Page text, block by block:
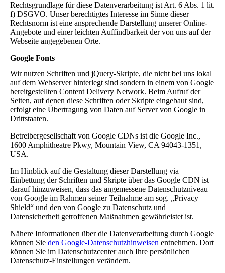
Rechtsgrundlage für diese Datenverarbeitung ist Art. 6 Abs. 1 lit.
f) DSGVO. Unser berechtigtes Interesse im Sinne dieser
Rechtsnorm ist eine ansprechende Darstellung unserer Online-
Angebote und einer leichten Auffindbarkeit der von uns auf der
Webseite angegebenen Orte.
Google Fonts
Wir nutzen Schriften und jQuery-Skripte, die nicht bei uns lokal
auf dem Webserver hinterlegt sind sondern in einem von Google
bereitgestellten Content Delivery Network. Beim Aufruf der
Seiten, auf denen diese Schriften oder Skripte eingebaut sind,
erfolgt eine Übertragung von Daten auf Server von Google in
Drittstaaten.
Betreibergesellschaft von Google CDNs ist die Google Inc.,
1600 Amphitheatre Pkwy, Mountain View, CA 94043-1351,
USA.
Im Hinblick auf die Gestaltung dieser Darstellung via
Einbettung der Schriften und Skripte über das Google CDN ist
darauf hinzuweisen, dass das angemessene Datenschutzniveau
von Google im Rahmen seiner Teilnahme am sog. „Privacy
Shield“ und den von Google zu Datenschutz und
Datensicherheit getroffenen Maßnahmen gewährleistet ist.
Nähere Informationen über die Datenverarbeitung durch Google
können Sie den Google-Datenschutzhinweisen entnehmen. Dort
können Sie im Datenschutzcenter auch Ihre persönlichen
Datenschutz-Einstellungen verändern.